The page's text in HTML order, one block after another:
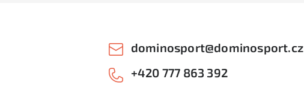
dominosport@dominosport.cz
+420 777 863 392